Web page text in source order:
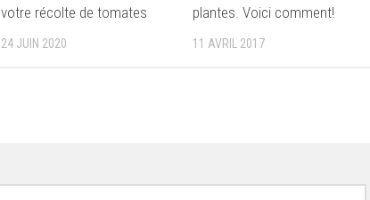
votre récolte de tomates
24 JUIN 2020
plantes. Voici comment!
11 AVRIL 2017